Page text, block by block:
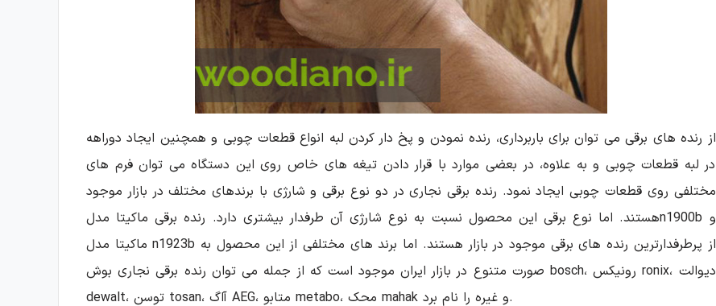
از رنده های برقی می توان برای باربرداری، رنده نمودن و پخ دار کردن لبه انواع قطعات چوبی و همچنین ایجاد دوراهه
در لبه قطعات چوبی و به علاوه، در بعضی موارد با قرار دادن تیغه های خاص روی این دستگاه می توان فرم های
مختلفی روی قطعات چوبی ایجاد نمود. رنده برقی نجاری در دو نوع برقی و شارژی با برندهای مختلف در بازار موجود
هستند. اما نوع برقی این محصول نسبت به نوع شارژی آن طرفدار بیشتری دارد. رنده برقی ماکیتا مدلn1900b و
ماکیتا مدل n1923b از پرطرفدارترین رنده های برقی موجود در بازار هستند. اما برند های مختلفی از این محصول به
صورت متنوع در بازار ایران موجود است که از جمله می توان رنده برقی نجاری بوش bosch، رونیکس ronix، دیوالت
dewalt، توسن tosan، آاگ AEG، متابو metabo، محک mahak و غیره را نام برد.